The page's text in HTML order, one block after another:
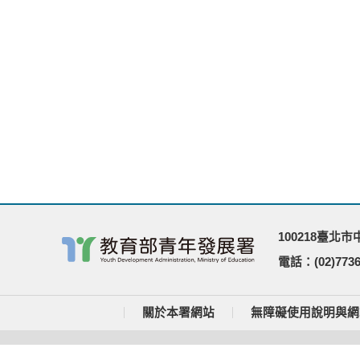
100218臺北市
電話：
關於本署網站 無障礙使用說明與